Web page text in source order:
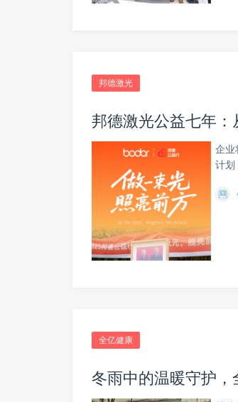
邦德激光
邦德激光公益七年：
企业
计划
全亿健康
冬雨中的温暖守护